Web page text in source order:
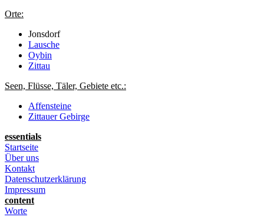
Orte:
Jonsdorf
Lausche
Oybin
Zittau
Seen, Flüsse, Täler, Gebiete etc.:
Affensteine
Zittauer Gebirge
essentials
Startseite
Über uns
Kontakt
Datenschutzerklärung
Impressum
content
Worte